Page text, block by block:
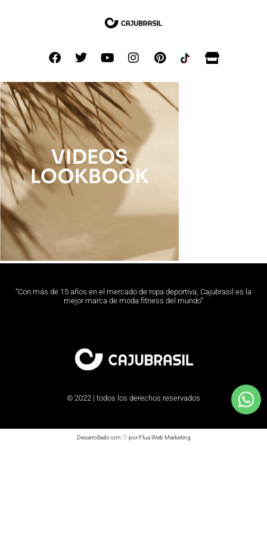
“Con más de 15 años en el mercado de ropa deportiva, Cajubrasil es la
mejor marca de moda fitness del mundo”
© 2022 | todos los derechos reservados
Desarrollado con ♡ por Flua Web Marketing